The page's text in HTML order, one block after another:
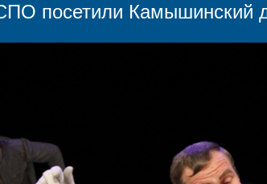
посетили Камышинский